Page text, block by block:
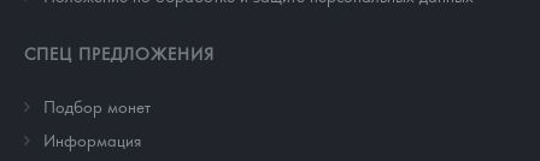
СПЕЦ ПРЕДЛОЖЕНИЯ
Подбор монет
Информация